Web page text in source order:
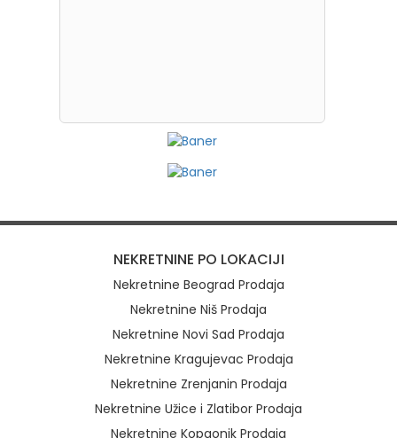
NEKRETNINE PO LOKACIJI
Nekretnine Beograd Prodaja
Nekretnine Niš Prodaja
Nekretnine Novi Sad Prodaja
Nekretnine Kragujevac Prodaja
Nekretnine Zrenjanin Prodaja
Nekretnine Užice i Zlatibor Prodaja
Nekretnine Kopaonik Prodaja